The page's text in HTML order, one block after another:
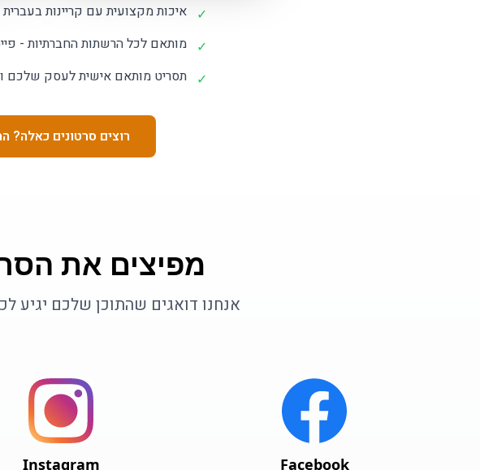
✓ איכות מקצועית עם קריינות
✓ מותאם לכל הרשתות החברתיות -
✓ תסריט מותאם אישית לעסק שלכם
רוצים סרטונים כאלה?
מפיצים את
אנחנו דואגים שהתוכן שלכם יגיע
Facebook
Instagram